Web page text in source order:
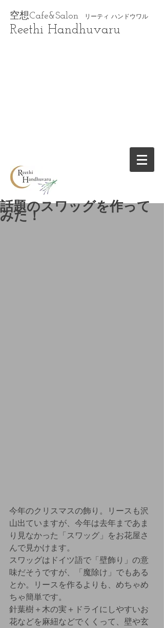
空想Cafe&Salon リーティ ハンドウワル
Reethi Handhuvaru
話題のスワッグを作って
みた！
今年のクリスマスの飾り。リースも沢
山出ていますが、今年は去年まであま
り見なかった「スワッグ」をお花屋さ
んで見かけます。
スワッグはドイツ語で「壁飾り」の意
味だそうですが、「魔除け」でもある
とか。リースを作るよりも、めちゃめ
ちゃ簡単です。
針葉樹＋木の実＋ドライにしやすいお
花などを麻紐などでくくって、壁や玄